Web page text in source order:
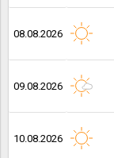
08.08.2026
09.08.2026
10.08.2026